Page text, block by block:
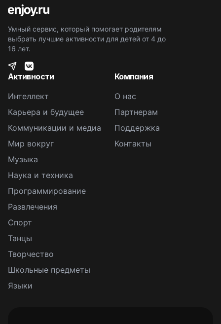
Умный сервис, который помогает родителям
выбрать лучшие активности для детей от 4 до
16 лет.
Активности
Интеллект
Карьера и будущее
Коммуникации и медиа
Мир вокруг
Музыка
Наука и техника
Программирование
Развлечения
Спорт
Танцы
Творчество
Школьные предметы
Языки
Компания
О нас
Партнерам
Поддержка
Контакты